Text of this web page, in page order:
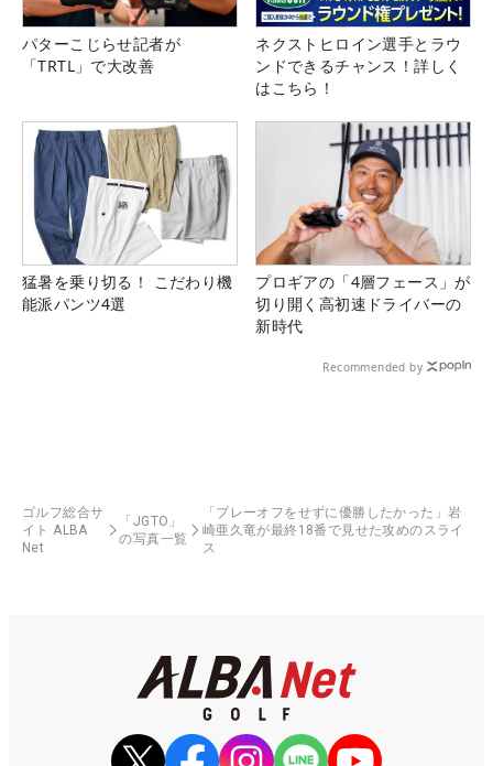
パターこじらせ記者が
「TRTL」で大改善
ネクストヒロイン選手とラウ
ンドできるチャンス！詳しく
はこちら！
猛暑を乗り切る！ こだわり機
能派パンツ4選
プロギアの「4層フェース」が
切り開く高初速ドライバーの
新時代
Recommended by
ゴルフ総合サ
イト ALBA
Net
「JGTO」
の写真一覧
「プレーオフをせずに優勝したかった」岩
崎亜久竜が最終18番で見せた攻めのスライ
ス